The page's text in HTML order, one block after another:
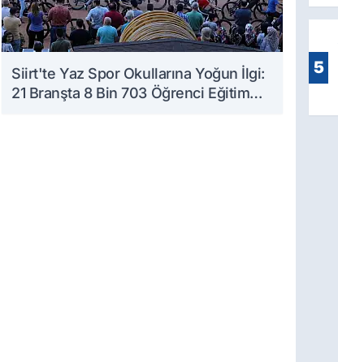
Siirt'te Yaz Spor Okullarına Yoğun İlgi:
21 Branşta 8 Bin 703 Öğrenci Eğitim
5